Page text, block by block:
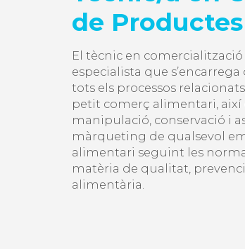
de
El tècnic en
especialista que
tots els processos
petit comerç alimentari,
manipulació, conservació i
màrqueting de qualsevol
alimentari seguint les
matèria de qualitat,
alimentària.